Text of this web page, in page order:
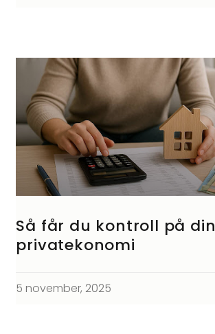
Så får du kontroll på din
privatekonomi
5 november, 2025